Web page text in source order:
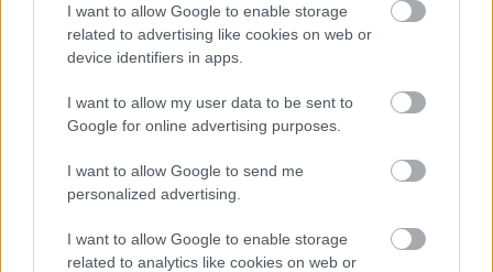
I want to allow Google to enable storage
related to advertising like cookies on web or
device identifiers in apps.
I want to allow my user data to be sent to
Google for online advertising purposes.
I want to allow Google to send me
personalized advertising.
I want to allow Google to enable storage
related to analytics like cookies on web or
nézz csak a filmes, TV-s vagy zenei felhozatalra.
Minden a másolat másolatának másolata, vagy jobb
esetben folytatás, előzmény, spin-off, esetleg
crossover, mert manapság már nem dívik egyedi
filmekre…